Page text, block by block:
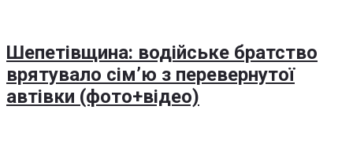
Шепетівщина: водійське братство
врятувало сім’ю з перевернутої
автівки (фото+відео)